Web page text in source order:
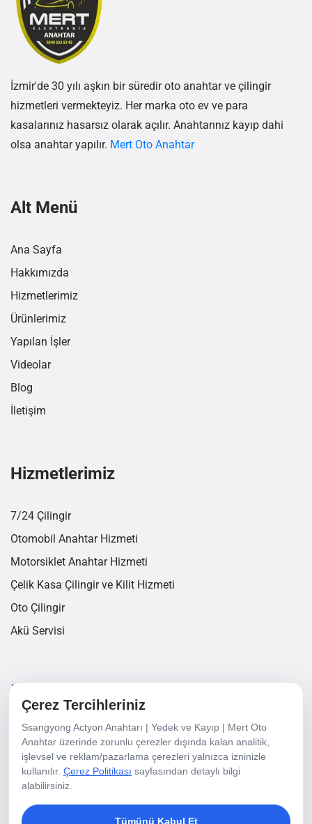
İzmir'de 30 yılı aşkın bir süredir oto anahtar ve çilingir
hizmetleri vermekteyiz. Her marka oto ev ve para
kasalarınız hasarsız olarak açılır. Anahtarınız kayıp dahi
olsa anahtar yapılır. Mert Oto Anahtar
Alt Menü
Ana Sayfa
Hakkımızda
Hizmetlerimiz
Ürünlerimiz
Yapılan İşler
Videolar
Blog
İletişim
Hizmetlerimiz
7/24 Çilingir
Otomobil Anahtar Hizmeti
Motorsiklet Anahtar Hizmeti
Çelik Kasa Çilingir ve Kilit Hizmeti
Oto Çilingir
Akü Servisi
6440/3 Sk. No 18/A Yalı Mh. Karşıyaka/İzmir
+90 232 337 21 36
+90 549 353 5345
info@mertotoanahtar.com
Çerez Tercihleriniz
Ssangyong Actyon Anahtarı | Yedek ve Kayıp | Mert Oto
Anahtar üzerinde zorunlu çerezler dışında kalan analitik,
işlevsel ve reklam/pazarlama çerezleri yalnızca izninizle
kullanılır. Çerez Politikası sayfasından detaylı bilgi
alabilirsiniz.
Tümünü Kabul Et